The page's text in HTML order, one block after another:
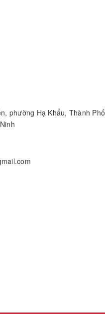
phường Hạ Khẩu, Thành Phố